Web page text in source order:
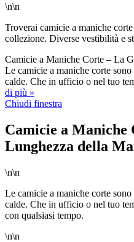
\n\n
Troverai camicie a maniche
collezione. Diverse vestibilità e
Camicie a Maniche Corte – La
Le camicie a maniche corte
calde. Che in ufficio o nel tuo
di più »
Chiudi finestra
Camicie a Maniche
Lunghezza della
\n\n
Le camicie a maniche corte
calde. Che in ufficio o nel tuo
con qualsiasi tempo.
\n\n